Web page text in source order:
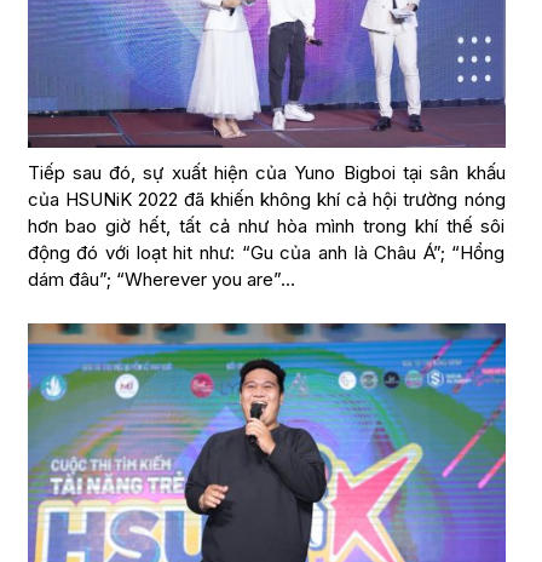
Tiếp sau đó, sự xuất hiện của Yuno Bigboi tại sân khấu
của HSUNiK 2022 đã khiến không khí cả hội trường nóng
hơn bao giờ hết, tất cả như hòa mình trong khí thế sôi
động đó với loạt hit như: “Gu của anh là Châu Á”; “Hổng
dám đâu”; “Wherever you are”…